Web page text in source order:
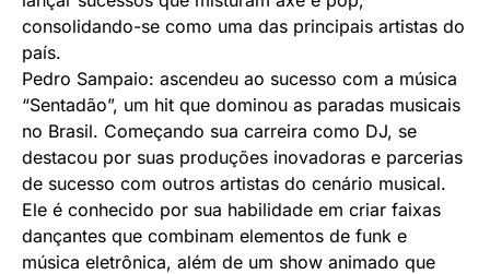
consolidando-se como uma das principais artistas do
país.
Pedro Sampaio: ascendeu ao sucesso com a música
“Sentadão”, um hit que dominou as paradas musicais
no Brasil. Começando sua carreira como DJ, se
destacou por suas produções inovadoras e parcerias
de sucesso com outros artistas do cenário musical.
Ele é conhecido por sua habilidade em criar faixas
dançantes que combinam elementos de funk e
música eletrônica, além de um show animado que